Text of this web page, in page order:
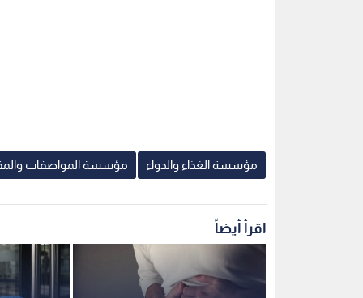
مؤسسة الغذاء والدواء مؤسسة المواصفات
اقرأ أيضاً